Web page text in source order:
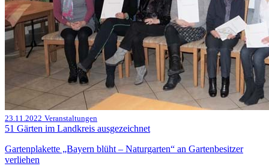
23.11.2022 Veranstaltungen
51 Gärten im Landkreis ausgezeichnet
Gartenplakette „Bayern blüht – Naturgarten“ an Gartenbesitzer
verliehen